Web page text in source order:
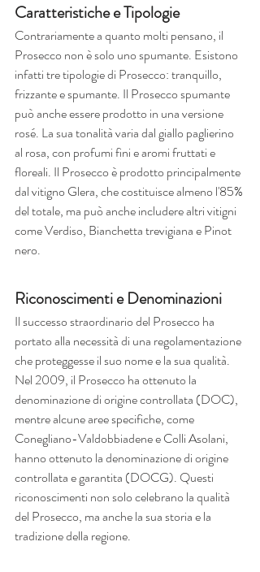
Caratteristiche e Tipologie
Contrariamente a quanto molti pensano, il
Prosecco non è solo uno spumante. Esistono
infatti tre tipologie di Prosecco: tranquillo,
frizzante e spumante. Il Prosecco spumante
può anche essere prodotto in una versione
rosé. La sua tonalità varia dal giallo paglierino
al rosa, con profumi fini e aromi fruttati e
floreali. Il Prosecco è prodotto principalmente
dal vitigno Glera, che costituisce almeno l'85%
del totale, ma può anche includere altri vitigni
come Verdiso, Bianchetta trevigiana e Pinot
nero.
Riconoscimenti e Denominazioni
Il successo straordinario del Prosecco ha
portato alla necessità di una regolamentazione
che proteggesse il suo nome e la sua qualità.
Nel 2009, il Prosecco ha ottenuto la
denominazione di origine controllata (DOC),
mentre alcune aree specifiche, come
Conegliano-Valdobbiadene e Colli Asolani,
hanno ottenuto la denominazione di origine
controllata e garantita (DOCG). Questi
riconoscimenti non solo celebrano la qualità
del Prosecco, ma anche la sua storia e la
tradizione della regione.